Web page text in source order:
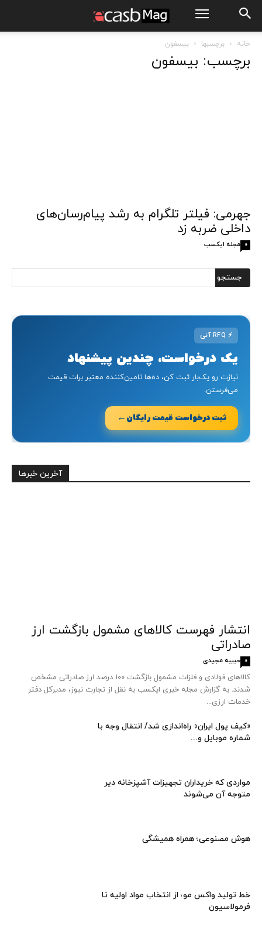
خانه برچسبها بیسفون
برچسب: بیسفون
جهرمی: فیلتر تلگرام به رشد پیام‌رسان‌های
داخلی ضربه زد
مجله ایکسب 0
⚡
یک درخواست، چندین پیشنهاد
نیازت رو یک‌بار ثبت کن، ده‌ها تامین‌کننده معتبر برات قیمت
می‌فرستن.
ثبت درخواست قیمت رایگان ←
آخرین خبرها
انتشار فهرست کالاهای مشمول بازگشت ارز
صادراتی
حبیبه مجیدی 0
کالاهای فولادی و فلزات مشمول بازگشت 100 درصد ارز صادراتی مشخص
شدند. به گزارش مجله خبری ایکسب به نقل از تجارت نیوز، مدیرکل دفتر
خدمات ارزی...
«کیف پول ایران» راه‌اندازی شد/ انتقال وجه با
شماره موبایل و...
مواردی که خریداران تجهیزات آشپزخانه دیر
متوجه آن می‌شوند
هوش مصنوعی؛ همراه همیشگی
خط تولید واکس مو؛ از انتخاب مواد اولیه تا
فرمولاسیون